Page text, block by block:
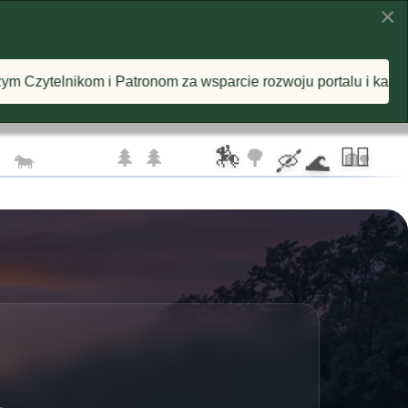
🦅 🦅 ☁️
🐄 🌲 🌲 🌳 🏡
🚴‍♂️ 🛶 🌊
×
portalu i każdą postawioną wirtualną kawę! Razem